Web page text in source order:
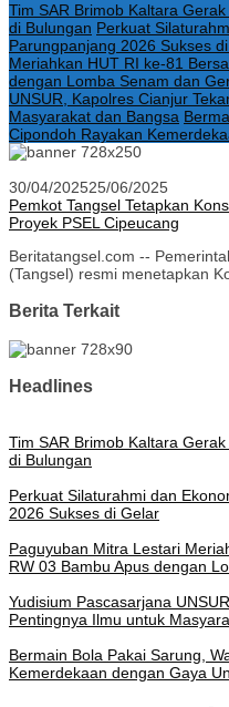
Tim SAR Brimob Kaltara
di Bulungan Perkuat
Parungpanjang 2026 Sukses
Meriahkan HUT RI ke-81
dengan Lomba Senam dan
UNSUR, Kapolres Cianjur
Masyarakat dan Bangsa
Cipondoh Rayakan
30/04/202525/06/2025
Pemkot Tangsel Tetapkan
Proyek PSEL Cipeucang
Beritatangsel.com --
(Tangsel) resmi menetapkan
Berita Terkait
Headlines
Tim SAR Brimob Kaltara
di Bulungan
Perkuat Silaturahmi dan
2026 Sukses di Gelar
Paguyuban Mitra Lestari
RW 03 Bambu Apus dengan
Yudisium Pascasarjana
Pentingnya Ilmu untuk
Bermain Bola Pakai Sarung,
Kemerdekaan dengan Gaya